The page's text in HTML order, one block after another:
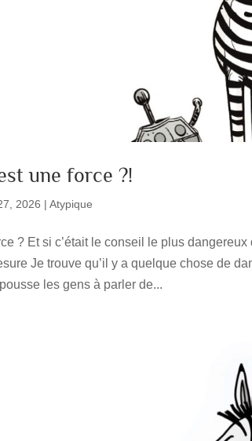
une force ?!
2026 |Atypique
? Et si c’était le conseil le plus
Je trouve qu’il y a quelque chose de
les gens à parler de...